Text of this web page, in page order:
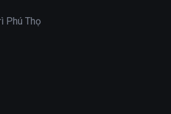
Phú Thọ